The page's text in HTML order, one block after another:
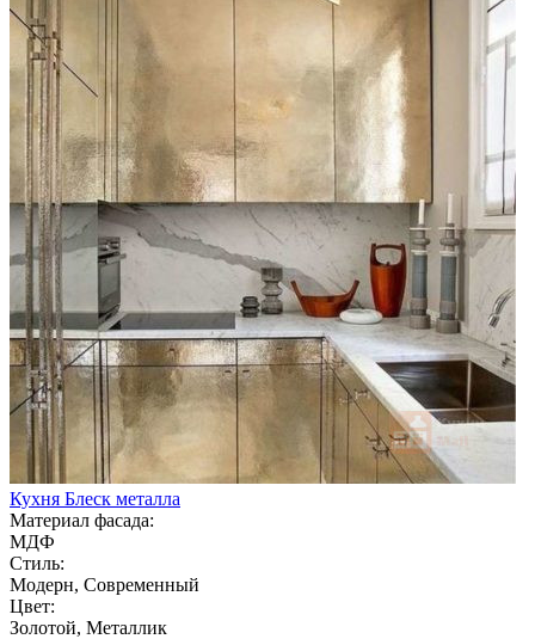
Кухня Блеск металла
Материал фасада:
МДФ
Стиль:
Модерн, Современный
Цвет:
Золотой, Металлик